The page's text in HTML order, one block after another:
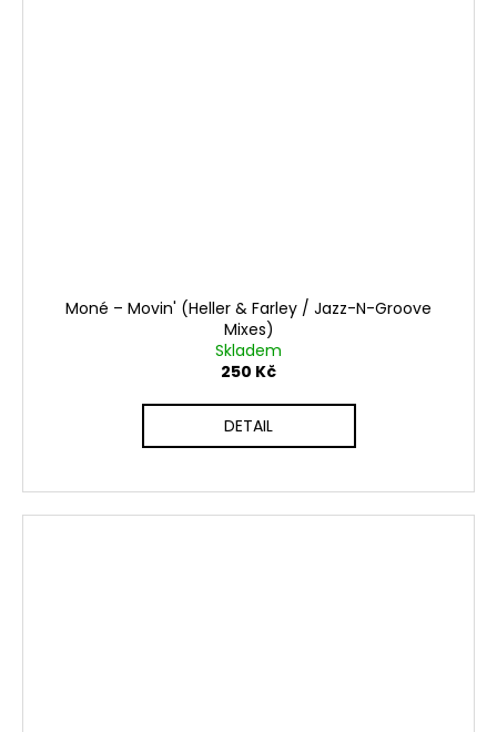
Moné ‎– Movin' (Heller & Farley / Jazz-N-Groove
Mixes)
Skladem
250 Kč
DETAIL